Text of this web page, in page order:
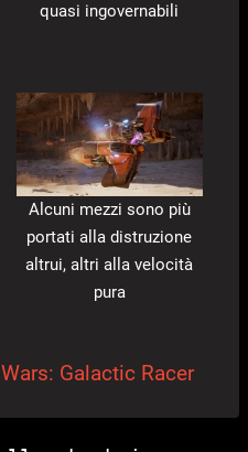
quasi ingovernabili
Alcuni mezzi sono più
portati alla distruzione
altrui, altri alla velocità
pura
Galactic Racer